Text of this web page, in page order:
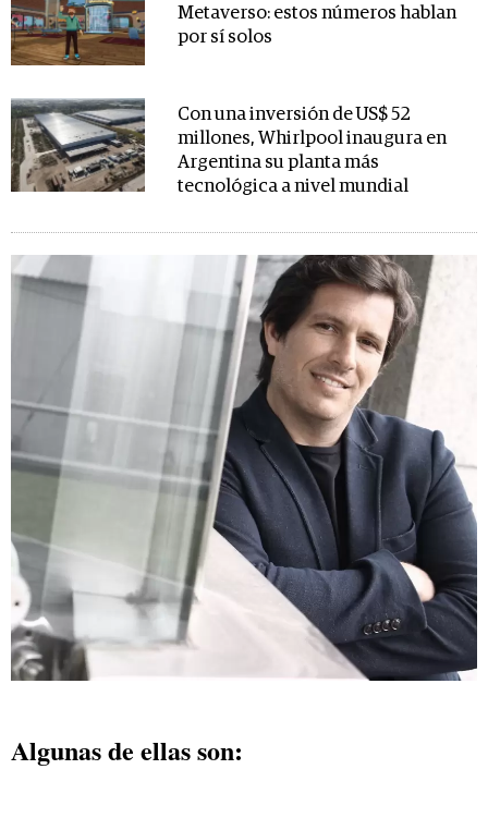
Metaverso: estos números hablan
por sí solos
Con una inversión de US$ 52
millones, Whirlpool inaugura en
Argentina su planta más
tecnológica a nivel mundial
Algunas de ellas son: